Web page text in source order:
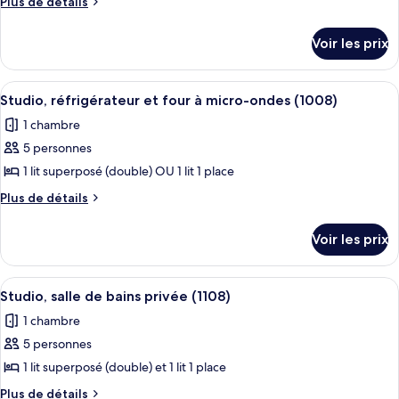
(235)
chambre :
Studio,
salle
de
bains
privée
(409)
le
type
de
Studio,
salle
bains
privée
(409)
Voir les prix
Afficher
toutes
les
photos
pour
ce
chambre :
Studio,
réfrigérateur
et
four
à
micro-
Une petite cuisine équipée d’un
1
Studio, réfrigérateur et four à micro-ondes (1008)
1 chambre
5 personnes
1 lit superposé (double) OU 1 lit 1 place
Plus de détails
Plus
le
type
de
Studio,
réfrigérateur
four
à
Voir les prix
Afficher
toutes
les
photos
pour
ce
Une chambre de dortoir avec des
4
Studio, salle de bains privée (1108)
1 chambre
5 personnes
1 lit superposé (double) et 1 lit 1 place
Plus de détails
Plus